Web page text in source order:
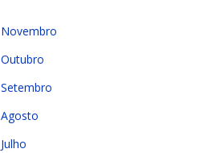
Novembro
Outubro
Setembro
Agosto
Julho